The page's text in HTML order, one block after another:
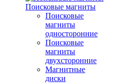
Поисковые магниты
Поисковые
магниты
односторонние
Поисковые
магниты
двухсторонние
Магнитные
диски